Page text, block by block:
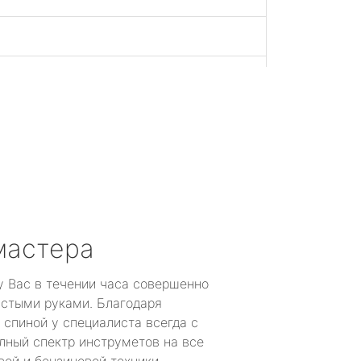
Вас в течении часа совершенно
руками. Благодаря
у специалиста всегда с
спектр инструметов на все